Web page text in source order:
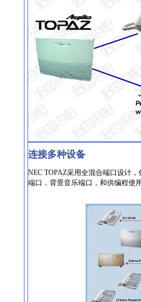
连接多种设备
NEC TOPAZ采用全混合端口设计
端口，背景音乐端口，和供编程使